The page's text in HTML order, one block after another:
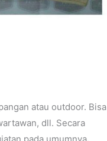
atau outdoor. Bisa
dll. Secara